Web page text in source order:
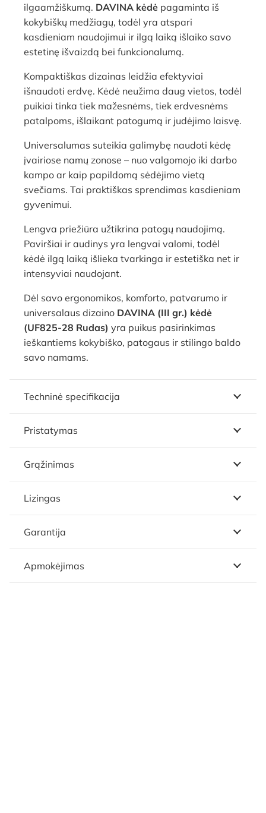
ilgaamžiškumą. DAVINA kėdė pagaminta iš
kokybiškų medžiagų, todėl yra atspari
kasdieniam naudojimui ir ilgą laiką išlaiko savo
estetinę išvaizdą bei funkcionalumą.
Kompaktiškas dizainas leidžia efektyviai
išnaudoti erdvę. Kėdė neužima daug vietos, todėl
puikiai tinka tiek mažesnėms, tiek erdvesnėms
patalpoms, išlaikant patogumą ir judėjimo laisvę.
Universalumas suteikia galimybę naudoti kėdę
įvairiose namų zonose – nuo valgomojo iki darbo
kampo ar kaip papildomą sėdėjimo vietą
svečiams. Tai praktiškas sprendimas kasdieniam
gyvenimui.
Lengva priežiūra užtikrina patogų naudojimą.
Paviršiai ir audinys yra lengvai valomi, todėl
kėdė ilgą laiką išlieka tvarkinga ir estetiška net ir
intensyviai naudojant.
Dėl savo ergonomikos, komforto, patvarumo ir
universalaus dizaino DAVINA (III gr.) kėdė
(UF825-28 Rudas) yra puikus pasirinkimas
ieškantiems kokybiško, patogaus ir stilingo baldo
savo namams.
Techninė specifikacija
Pristatymas
Grąžinimas
Lizingas
Garantija
Apmokėjimas